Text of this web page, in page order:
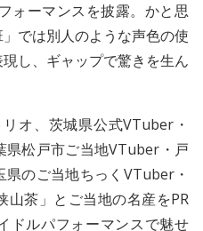
ォーマンスを披露。かと思
では別人のような声色の使
し、ギャップで驚きを生ん
オ、茨城県公式VTuber・
県松戸市ご当地VTuber・戸
のご当地ちっくVTuber・
山茶」とご当地の名産をPR
ドルパフォーマンスで魅せ